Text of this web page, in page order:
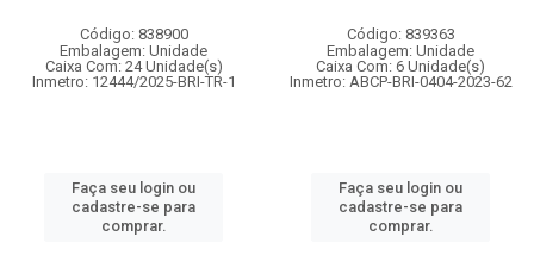
Código: 838900
Embalagem: Unidade
Caixa Com: 24 Unidade(s)
Inmetro: 12444/2025-BRI-TR-1
Faça seu login ou
cadastre-se para
comprar.
Código: 839363
Embalagem: Unidade
Caixa Com: 6 Unidade(s)
Inmetro: ABCP-BRI-0404-2023-62
Faça seu login ou
cadastre-se para
comprar.